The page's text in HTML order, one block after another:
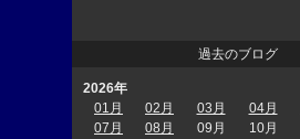
過去のブログ
2026年
01月
02月 03月 04月
07月
08月 09月 10月